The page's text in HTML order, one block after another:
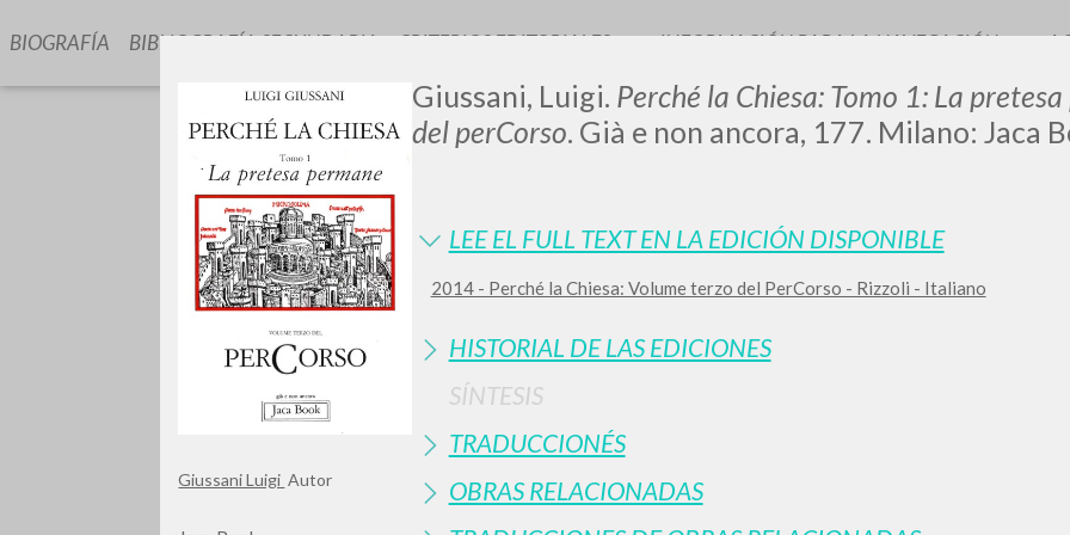
Giussani Luigi Autor
Giussani, Luigi. Perché la Chiesa: Tomo 1: La
del perCorso. Già e non ancora, 177. Milano: Jaca
LEE EL FULL TEXT EN LA EDICIÓN DISPONIBLE
2014 - Perché la Chiesa: Volume terzo del PerCorso - Rizzoli - Italiano
HISTORIAL DE LAS EDICIONES
SÍNTESIS
TRADUCCIONÉS
OBRAS RELACIONADAS
BIOGRAFÍA BIBLIOGRAFÍA SECUNDARIA CRITERIOS EDITORIALES INFORMACIÓN PARA LA NAVEGACIÓN
0DOCUMENTOS ENCONTRADOS
Ver detalles por tipo
TIPOLOGÍA
RESULTADOS SUCESIVOS